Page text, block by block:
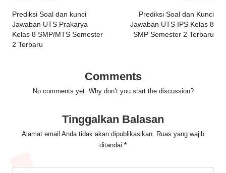
navigation
Prediksi Soal dan kunci
Jawaban UTS Prakarya
Kelas 8 SMP/MTS Semester
2 Terbaru
Prediksi Soal dan Kunci
Jawaban UTS IPS Kelas 8
SMP Semester 2 Terbaru
Comments
No comments yet. Why don’t you start the discussion?
Tinggalkan Balasan
Alamat email Anda tidak akan dipublikasikan.
Ruas yang wajib
ditandai *